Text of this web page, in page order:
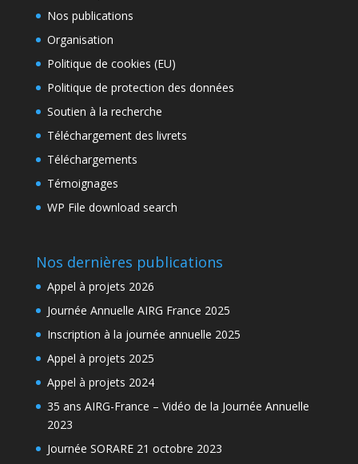
Nos publications
Organisation
Politique de cookies (EU)
Politique de protection des données
Soutien à la recherche
Téléchargement des livrets
Téléchargements
Témoignages
WP File download search
Nos dernières publications
Appel à projets 2026
Journée Annuelle AIRG France 2025
Inscription à la journée annuelle 2025
Appel à projets 2025
Appel à projets 2024
35 ans AIRG-France – Vidéo de la Journée Annuelle
2023
Journée SORARE 21 octobre 2023